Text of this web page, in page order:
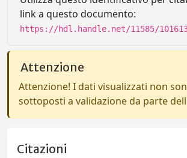
link a questo documento:
https://hdl.handle.net/11585/
Attenzione
Attenzione! I dati visualizzati non
sottoposti a validazione da parte
Citazioni